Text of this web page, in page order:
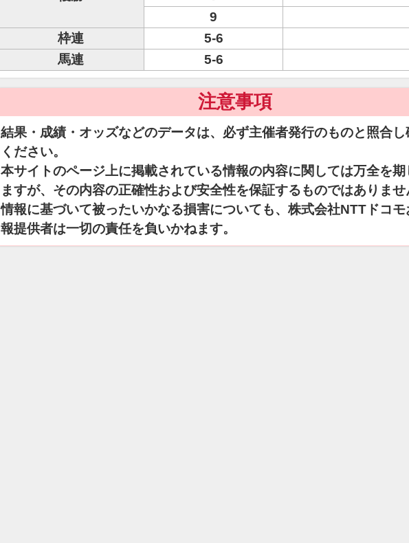
9
枠連
5-6
馬連
5-6
注意事項
結果・成績・オッズなどのデータは、必ず主催者発行のものと照合し
ください。
本サイトのページ上に掲載されている情報の内容に関しては万全を期
ますが、その内容の正確性および安全性を保証するものではありま
情報に基づいて被ったいかなる損害についても、株式会社NTTドコモ
報提供者は一切の責任を負いかねます。